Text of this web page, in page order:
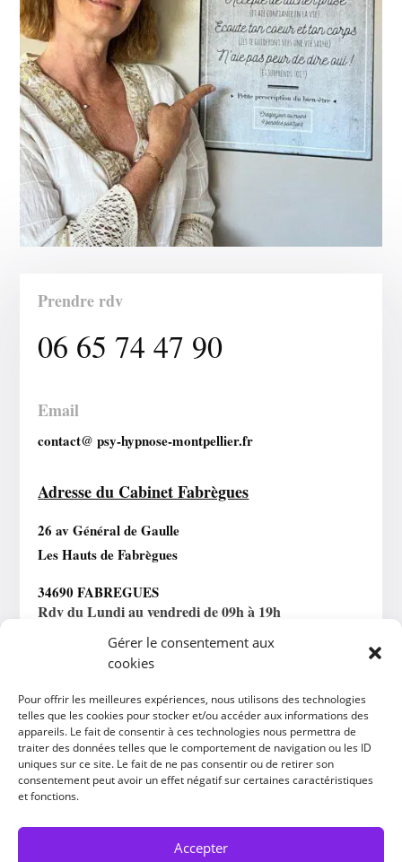
Gérer le consentement aux
cookies
Pour offrir les meilleures expériences, nous utilisons des technologies
telles que les cookies pour stocker et/ou accéder aux informations des
appareils. Le fait de consentir à ces technologies nous permettra de
traiter des données telles que le comportement de navigation ou les ID
uniques sur ce site. Le fait de ne pas consentir ou de retirer son
consentement peut avoir un effet négatif sur certaines caractéristiques
et fonctions.
Accepter
Prendre rdv
06 65 74 47 90
Email
contact@ psy-hypnose-montpellier.fr
Adresse du Cabinet Fabrègues
26 av Général de Gaulle
Les Hauts de Fabrègues
34690 FABREGUES
Rdv du Lundi au vendredi de 09h à 19h
Horaires Téléconsultation
Lundi au vendredi : 09h – 19h
Me découvrir